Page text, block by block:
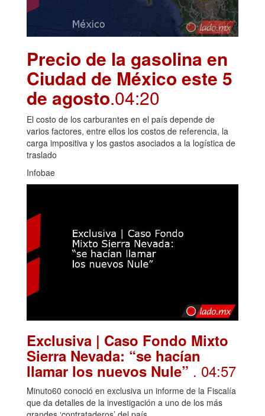
Precio de la gasolina en
Ciudad de México este 5
de agosto.04:20
El costo de los carburantes en el país depende de
varios factores, entre ellos los costos de referencia, la
carga impositiva y los gastos asociados a la logística de
traslado
Infobae
Exclusiva | Caso Fondo Mixto
Sierra Nevada: “se hacían
llamar los nuevos Nule” . 04:57
Minuto60 conoció en exclusiva un informe de la Fiscalía
que da detalles de la investigación a uno de los más